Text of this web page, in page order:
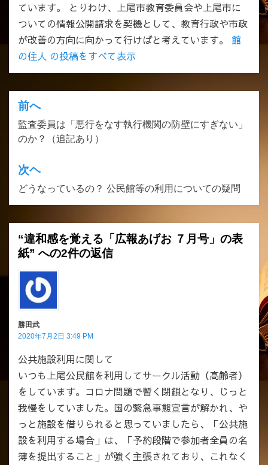
ています。 とりわけ、上尾市教育委員会や上尾市に
ついての情報公開請求を契機として、教育行政や市政
が改善の方向に向かって行けばと考えています。 館
の住人 の投稿をすべて表示
投
稿
ナ
ビ
ゲ
ー
シ
ョ
ン
前へ
監査委員は「悪行をなす執行機関の防壁にすぎない」
のか？（追記あり）
次ヘ
どうなっているの？ 公民館等の利用についての疑問
“違和感を覚える「広報あげお ７月号」の表
紙” への2件の返信
勝田武
2020年7月2日 3:49 PM
公共施設利用に関して
いつも上尾公民館を利用してサークル活動（高齢者）
をしています。コロナ問題で暫く閉鎖となり、じっと
我慢をしていました。国の緊急事態宣言が解かれ、や
っと施設を借りられると思っていましたら、「公共施
設を利用する場合」は、「予約段階で参加者全員の名
簿を提出すること」が強く主張されており、これなく